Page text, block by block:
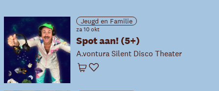
Jeugd en Familie
za 10 okt
Spot aan! (5+)
A.vontura Silent Disco Theater
Winkelwagen
Favoriet